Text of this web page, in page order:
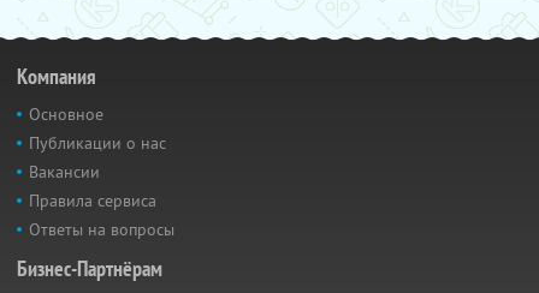
Компания
Основное
Публикации о нас
Вакансии
Правила сервиса
Ответы на вопросы
Бизнес-Партнёрам